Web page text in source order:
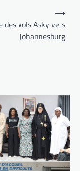
des vols Asky vers
Johannesburg
⟶